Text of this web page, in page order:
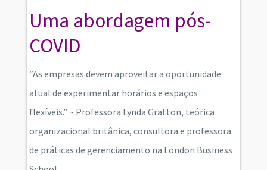
Uma abordagem pós-
COVID
“As empresas devem aproveitar a oportunidade
atual de experimentar horários e espaços
flexíveis.” ~ Professora Lynda Gratton, teórica
organizacional britânica, consultora e professora
de práticas de gerenciamento na London Business